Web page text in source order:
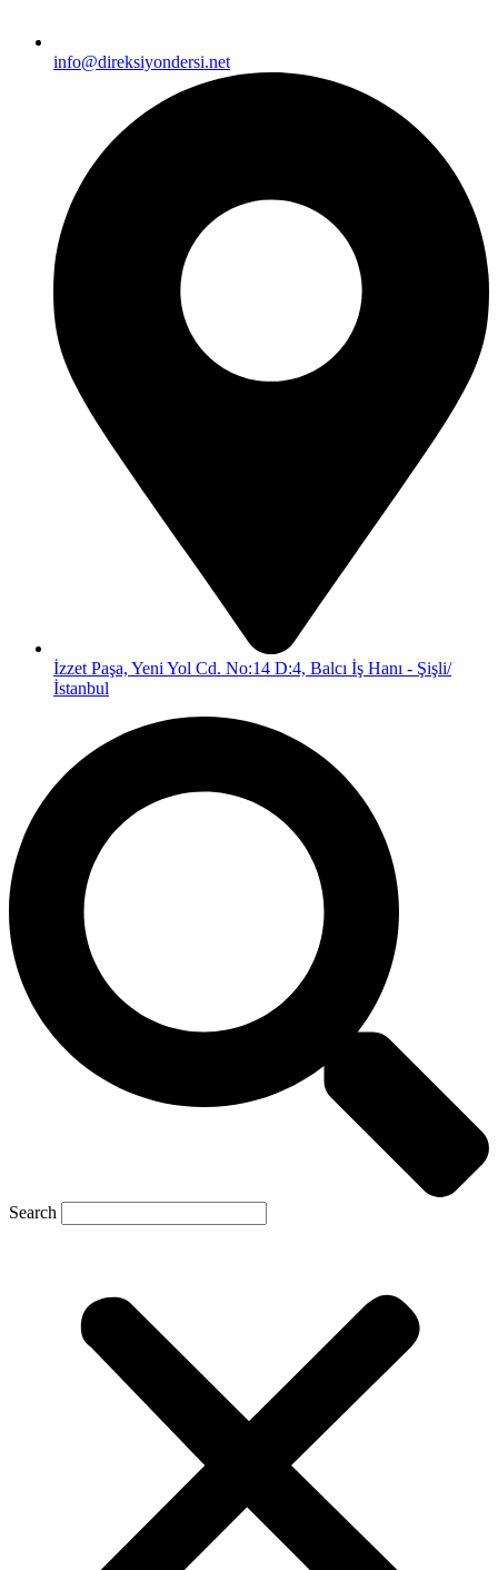
info@direksiyondersi.net
İzzet Paşa, Yeni Yol Cd. No:14 D:4, Balcı İş Hanı - Şişli/
İstanbul
Search